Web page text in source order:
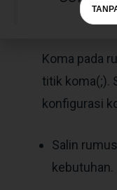
Koma pada
titik koma(;).
konfigurasi
Salin
kebutuhan.